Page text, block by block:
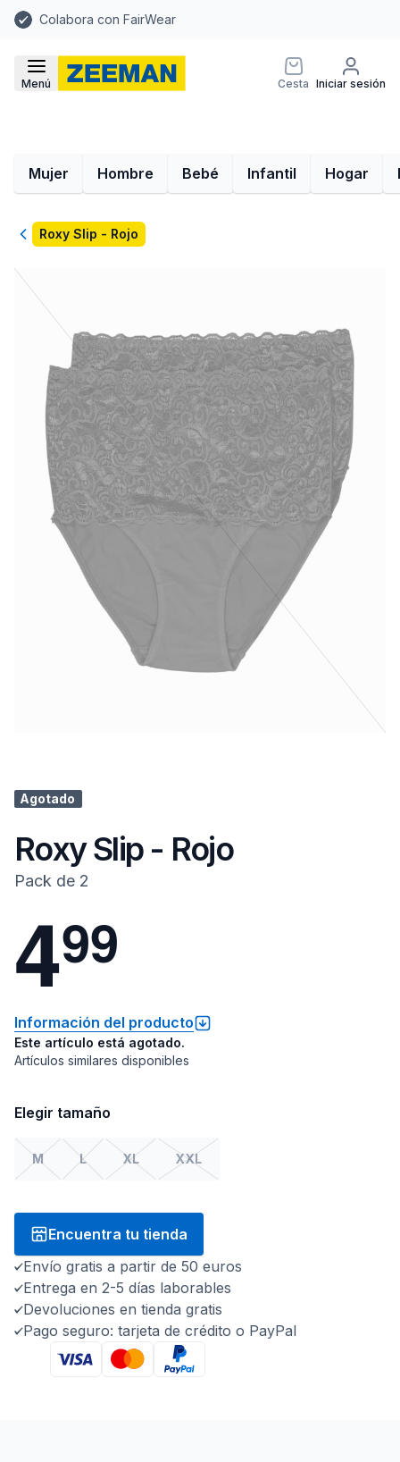
Colabora con FairWear
Menú Cesta Iniciar sesión
Mujer Hombre Bebé Infantil Hogar
VolverRoxy Slip - Rojo
Agotado
Roxy Slip - Rojo
Pack de 2
499
Información del producto
Este artículo está agotado.
Artículos similares disponibles
Elegir tamaño
M L XL XXL
Encuentra tu tienda
Envío gratis a partir de 50 euros
Entrega en 2-5 días laborables
Devoluciones en tienda gratis
Pago seguro: tarjeta de crédito o PayPal